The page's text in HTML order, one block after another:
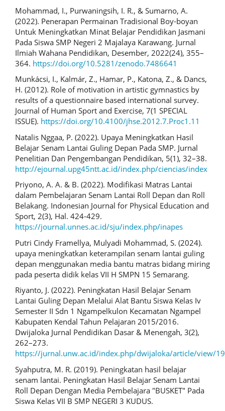
Mohammad, I., Purwaningsih, I. R., & Sumarno, A.
(2022). Penerapan Permainan Tradisional Boy-boyan
Untuk Meningkatkan Minat Belajar Pendidikan Jasmani
Pada Siswa SMP Negeri 2 Majalaya Karawang. Jurnal
Ilmiah Wahana Pendidikan, Desember, 2022(24), 355–
364. https://doi.org/10.5281/zenodo.7486641
Munkácsi, I., Kalmár, Z., Hamar, P., Katona, Z., & Dancs,
H. (2012). Role of motivation in artistic gymnastics by
results of a questionnaire based international survey.
Journal of Human Sport and Exercise, 7(1 SPECIAL
ISSUE). https://doi.org/10.4100/jhse.2012.7.Proc1.11
Natalis Nggaa, P. (2022). Upaya Meningkatkan Hasil
Belajar Senam Lantai Guling Depan Pada SMP. Jurnal
Penelitian Dan Pengembangan Pendidikan, 5(1), 32–38.
http://ejournal.upg45ntt.ac.id/index.php/ciencias/index
Priyono, A. A. & B. (2022). Modifikasi Matras Lantai
dalam Pembelajaran Senam Lantai Roll Depan dan Roll
Belakang. Indonesian Journal for Physical Education and
Sport, 2(3), Hal. 424-429.
https://journal.unnes.ac.id/sju/index.php/inapes
Putri Cindy Framellya, Mulyadi Mohammad, S. (2024).
upaya meningkatkan keterampilan senam lantai guling
depan menggunakan media bantu matras bidang miring
pada peserta didik kelas VII H SMPN 15 Semarang.
Riyanto, J. (2022). Peningkatan Hasil Belajar Senam
Lantai Guling Depan Melalui Alat Bantu Siswa Kelas Iv
Semester II Sdn 1 Ngampelkulon Kecamatan Ngampel
Kabupaten Kendal Tahun Pelajaran 2015/2016.
Dwijaloka Jurnal Pendidikan Dasar & Menengah, 3(2),
262–273.
https://jurnal.unw.ac.id/index.php/dwijaloka/article/view/
Syahputra, M. R. (2019). Peningkatan hasil belajar
senam lantai. Peningkatan Hasil Belajar Senam Lantai
Roll Depan Dengan Media Pembelajara "BUSKET" Pada
Siswa Kelas VII B SMP NEGERI 3 KUDUS.